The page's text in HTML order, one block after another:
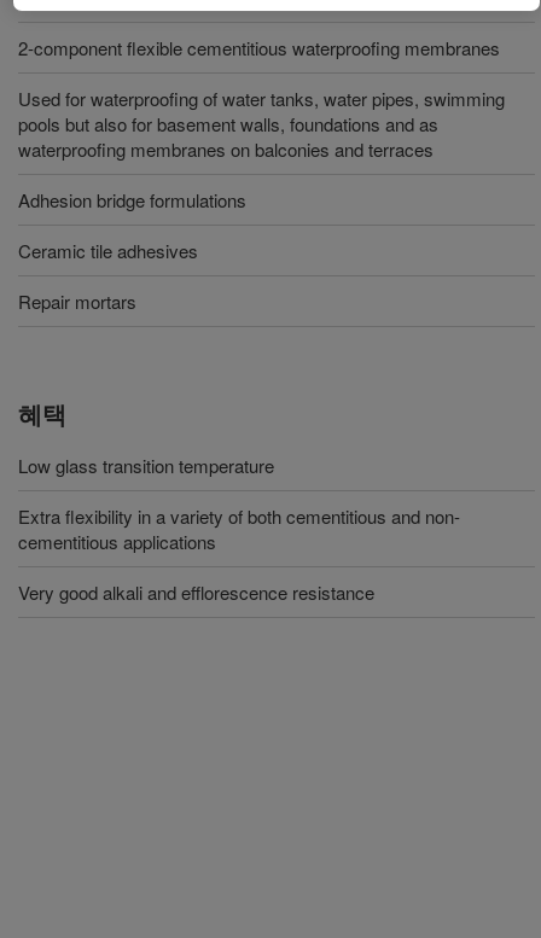
2-component flexible cementitious waterproofing membranes
Used for waterproofing of water tanks, water pipes, swimming
pools but also for basement walls, foundations and as
waterproofing membranes on balconies and terraces
Adhesion bridge formulations
Ceramic tile adhesives
Repair mortars
혜택
Low glass transition temperature
Extra flexibility in a variety of both cementitious and non-
cementitious applications
Very good alkali and efflorescence resistance